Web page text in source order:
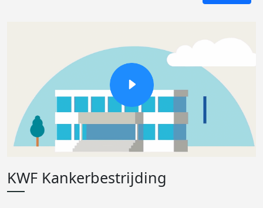
KWF Kankerbestrijding